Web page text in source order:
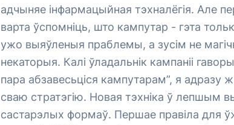
адчыняе інфармацыйная тэхналёгія. Але
варта ўспомніць, што кампутар - гэта
ужо выяўленыя праблемы, а зусім не
некаторыя. Калі ўладальнік кампаніі
пара абзавесьціся кампутарам”, я адразу
сваю стратэгію. Новая тэхніка ў лепшым
састарэлых формаў. Першае правіла для